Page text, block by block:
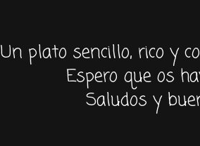
Un plato sencillo, rico y
Espero que os
Saludos y